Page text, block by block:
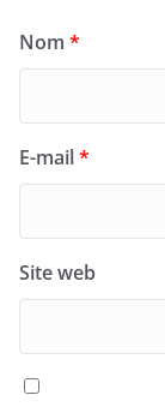
Nom *
E-mail*
Site web